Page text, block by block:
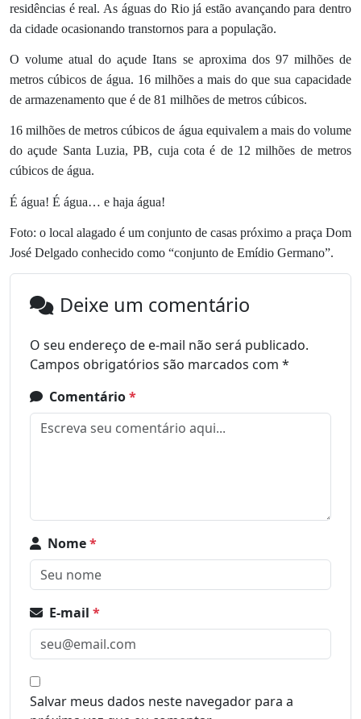
residências é real. As águas do Rio já estão avançando para dentro
da cidade ocasionando transtornos para a população.
O volume atual do açude Itans se aproxima dos 97 milhões de
metros cúbicos de água. 16 milhões a mais do que sua capacidade
de armazenamento que é de 81 milhões de metros cúbicos.
16 milhões de metros cúbicos de água equivalem a mais do volume
do açude Santa Luzia, PB, cuja cota é de 12 milhões de metros
cúbicos de água.
É água! É água… e haja água!
Foto: o local alagado é um conjunto de casas próximo a praça Dom
José Delgado conhecido como “conjunto de Emídio Germano”.
Deixe um comentário
O seu endereço de e-mail não será publicado.
Campos obrigatórios são marcados com *
Comentário*
Nome*
E-mail *
Salvar meus dados neste navegador para a